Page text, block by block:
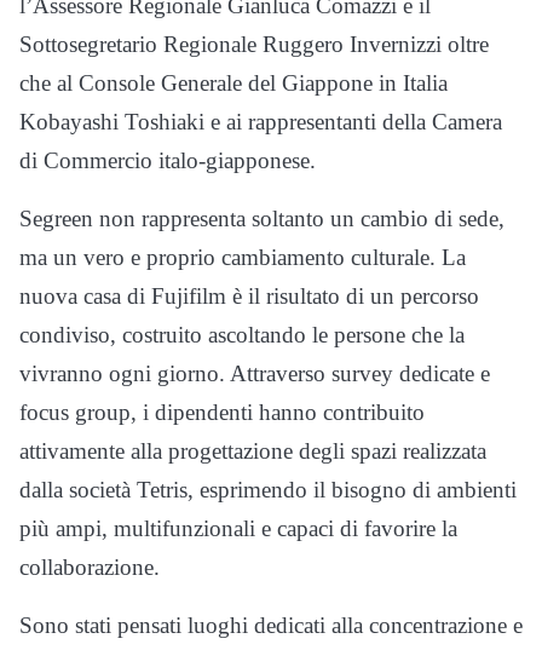
l’Assessore Regionale Gianluca Comazzi e il
Sottosegretario Regionale Ruggero Invernizzi oltre
che al Console Generale del Giappone in Italia
Kobayashi Toshiaki e ai rappresentanti della Camera
di Commercio italo-giapponese.
Segreen non rappresenta soltanto un cambio di sede,
ma un vero e proprio cambiamento culturale. La
nuova casa di Fujifilm è il risultato di un percorso
condiviso, costruito ascoltando le persone che la
vivranno ogni giorno. Attraverso survey dedicate e
focus group, i dipendenti hanno contribuito
attivamente alla progettazione degli spazi realizzata
dalla società Tetris, esprimendo il bisogno di ambienti
più ampi, multifunzionali e capaci di favorire la
collaborazione.
Sono stati pensati luoghi dedicati alla concentrazione e